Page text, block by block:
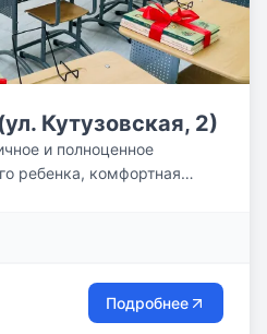
Кутузовская, 2)
и полноценное
ребенка, комфортная
Подробнее